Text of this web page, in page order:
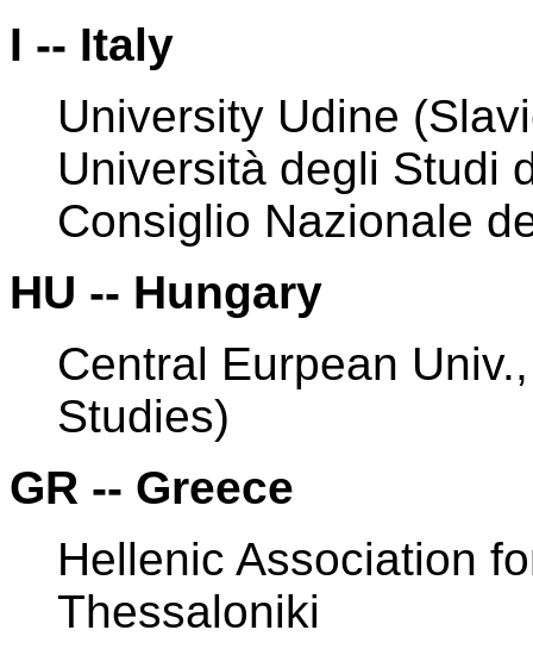
I -- Italy
University Udine
Università degli Studi
Consiglio Nazionale
HU -- Hungary
Central Eurpean
Studies)
GR -- Greece
Hellenic Association
Thessaloniki